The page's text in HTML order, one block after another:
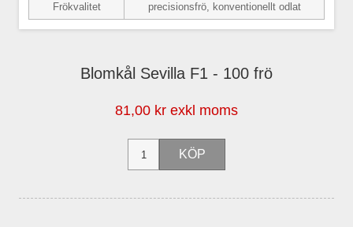
Frökvalitet precisionsfrö, konventionellt odlat
Blomkål Sevilla F1 - 100 frö
81,00 kr exkl moms